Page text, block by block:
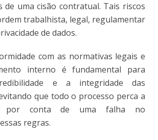
de uma cisão contratual. Tais riscos
trabalhista, legal, regulamentar
de dados.
com as normativas legais e
interno é fundamental para
e a integridade das
que todo o processo perca a
por conta de uma falha no
regras.